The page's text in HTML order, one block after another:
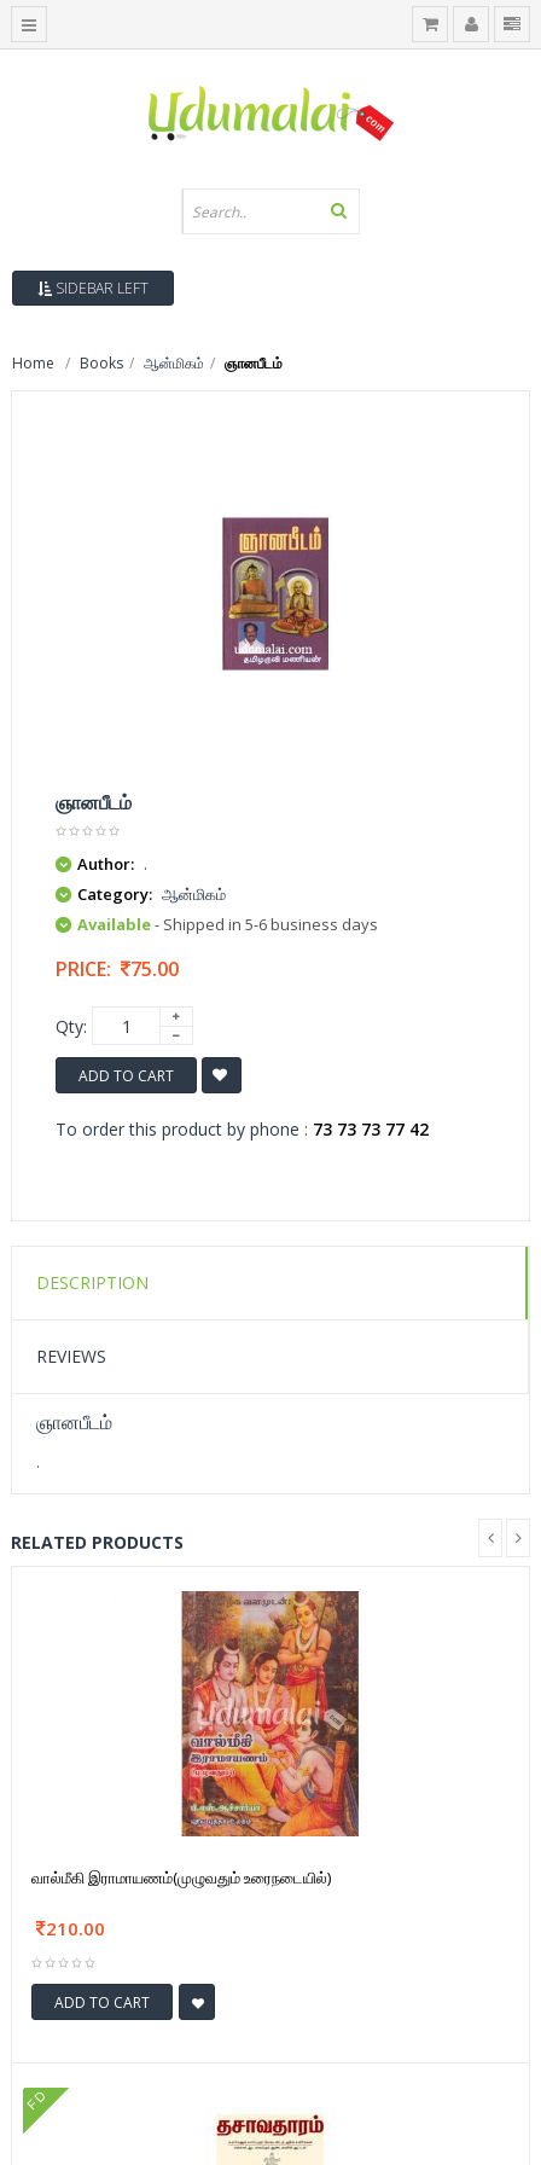
SIDEBAR LEFT
Home Books ஆன்மிகம் ஞானபீடம்
ஞானபீடம்
Author: .
Category: ஆன்மிகம்
Available- Shipped in 5-6 business days
PRICE: 75.00
Qty:
ADD TO CART
To order this product by phone : 73 73 73 77 42
DESCRIPTION
REVIEWS
ஞானபீடம்
.
RELATED PRODUCTS
வால்மீகி இராமாயணம்(முழுவதும் உரைநடையில்)
210.00
ADD TO CART
FD